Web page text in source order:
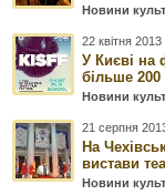
Новини
22 квітня
У Києві на
більше
Новини
21 серпня
На
вистави
Новини